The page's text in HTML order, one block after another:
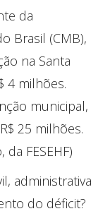
da
Brasil (CMB),
na Santa
4 milhões.
municipal,
25 milhões.
FESEHF)
administrativa
do déficit?